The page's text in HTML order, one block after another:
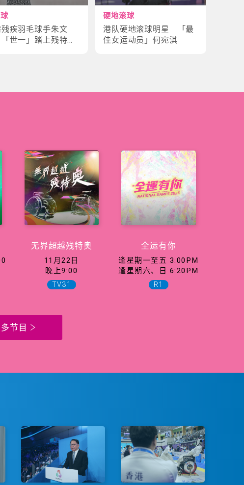
疾羽毛球手朱文
世一」踏上残特奥
硬地滚球
港队硬地滚球明星 「最
佳女运动员」何宛淇
无界超越残特奥
11月22日
晚上9:00
TV31
全运有你
逢星期一至五 3:00PM
逢星期六、日 6:20PM
R1
节目